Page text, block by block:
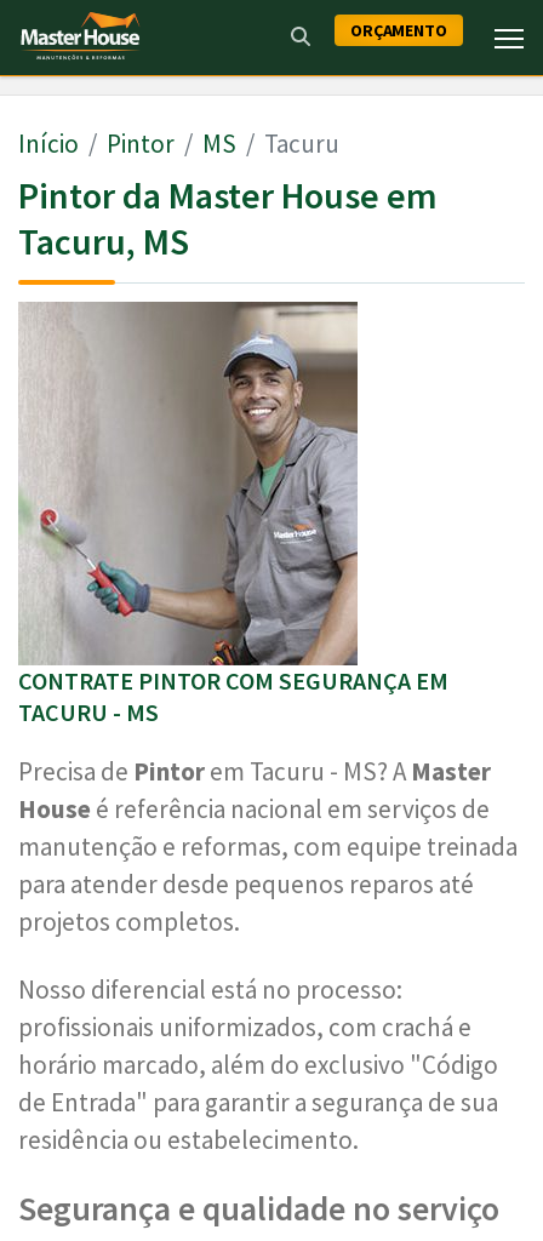
ORÇAMENTO
Início Pintor MS Tacuru
Pintor da Master House em
Tacuru, MS
CONTRATE PINTOR COM SEGURANÇA EM
TACURU - MS
Precisa de Pintorem Tacuru - MS? AMaster
House é referência nacional em serviços de
manutenção e reformas, com equipe treinada
para atender desde pequenos reparos até
projetos completos.
Nosso diferencial está no processo:
profissionais uniformizados, com crachá e
horário marcado, além do exclusivo "Código
de Entrada" para garantir a segurança de sua
residência ou estabelecimento.
Segurança e qualidade no serviço